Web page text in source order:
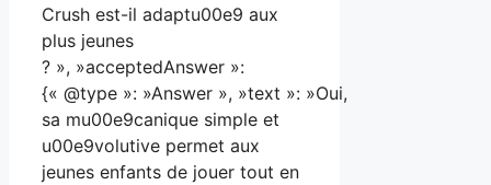
Crush est-il adaptu00e9 aux
plus jeunes
? », »acceptedAnswer »:
{« @type »: »Answer », »text »: »Oui,
sa mu00e9canique simple et
u00e9volutive permet aux
jeunes enfants de jouer tout en